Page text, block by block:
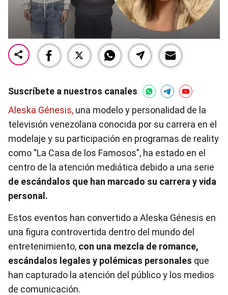
Suscríbete a nuestros canales
Aleska Génesis, una modelo y personalidad de la
televisión venezolana conocida por su carrera en el
modelaje y su participación en programas de reality
como "La Casa de los Famosos", ha estado en el
centro de la atención mediática debido a una serie
de escándalos que han marcado su carrera y vida
personal.
Estos eventos han convertido a Aleska Génesis en
una figura controvertida dentro del mundo del
entretenimiento, con una mezcla de romance,
escándalos legales y polémicas personales que
han capturado la atención del público y los medios
de comunicación.